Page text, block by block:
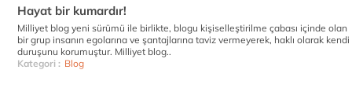
Hayat bir kumardır!
Milliyet blog yeni sürümü ile birlikte, blogu kişiselleştirilme çabası içinde olan
bir grup insanın egolarına ve şantajlarına taviz vermeyerek, haklı olarak kendi
duruşunu korumuştur. Milliyet blog..
Kategori : Blog